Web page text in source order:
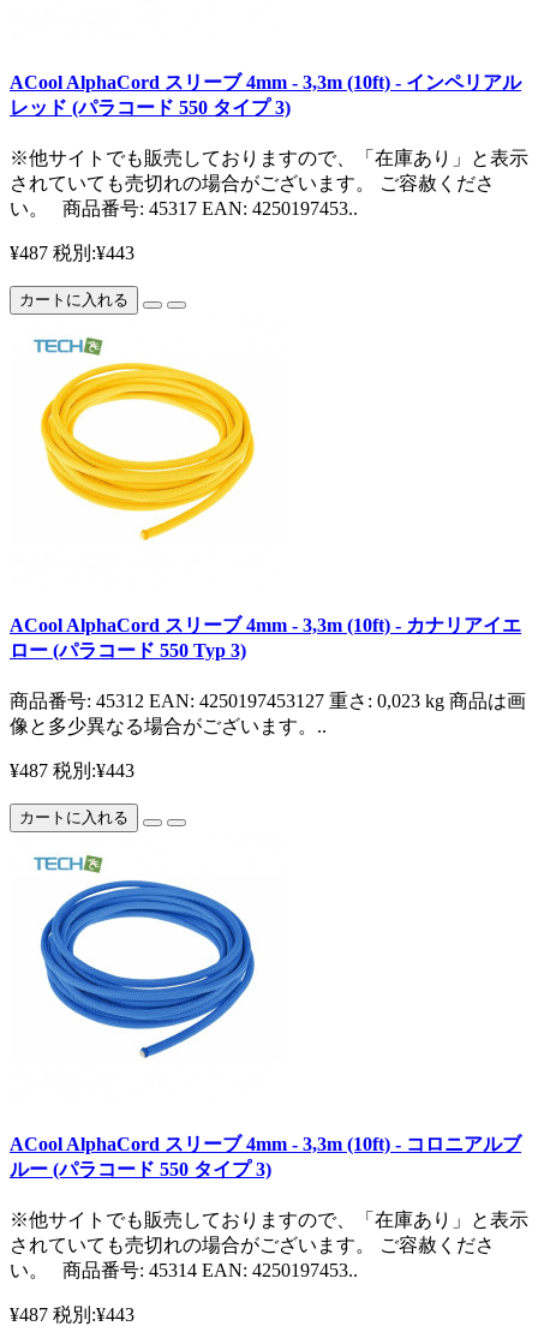
ACool AlphaCord スリーブ 4mm - 3,3m (10ft) - インペリアル
レッド (パラコード 550 タイプ 3)
※他サイトでも販売しておりますので、「在庫あり」と表示
されていても売切れの場合がございます。 ご容赦くださ
い。 商品番号: 45317 EAN: 4250197453..
¥487 税別:¥443
カートに入れる
ACool AlphaCord スリーブ 4mm - 3,3m (10ft) - カナリアイエ
ロー (パラコード 550 Typ 3)
商品番号: 45312 EAN: 4250197453127 重さ: 0,023 kg 商品は画
像と多少異なる場合がございます。..
¥487 税別:¥443
カートに入れる
ACool AlphaCord スリーブ 4mm - 3,3m (10ft) - コロニアルブ
ルー (パラコード 550 タイプ 3)
※他サイトでも販売しておりますので、「在庫あり」と表示
されていても売切れの場合がございます。 ご容赦くださ
い。 商品番号: 45314 EAN: 4250197453..
¥487 税別:¥443